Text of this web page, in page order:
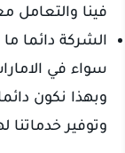
فينا والتعامل
الشركة دائما
سواء في
وبهذا نكون
وتوفير خدماتنا